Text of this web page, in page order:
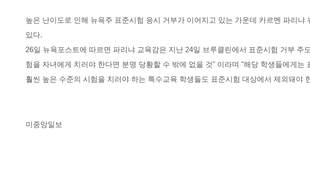
높은 난이도로 인해 뉴욕주 표준시험 응시 거부가 이어지고 있는 가운데 카르멘 파리
있다.
26일 뉴욕포스트에 따르면 파리냐 교육감은 지난 24일 브루클린에서 표준시험 거부
험을 자녀에게 치러야 한다면 분명 당황할 수 밖에 없을 것" 이라며 "해당 학생들에게
훨씬 높은 수준의 시험을 치러야 하는 특수교육 학생들도 표준시험 대상에서 제외돼야
미중앙일보